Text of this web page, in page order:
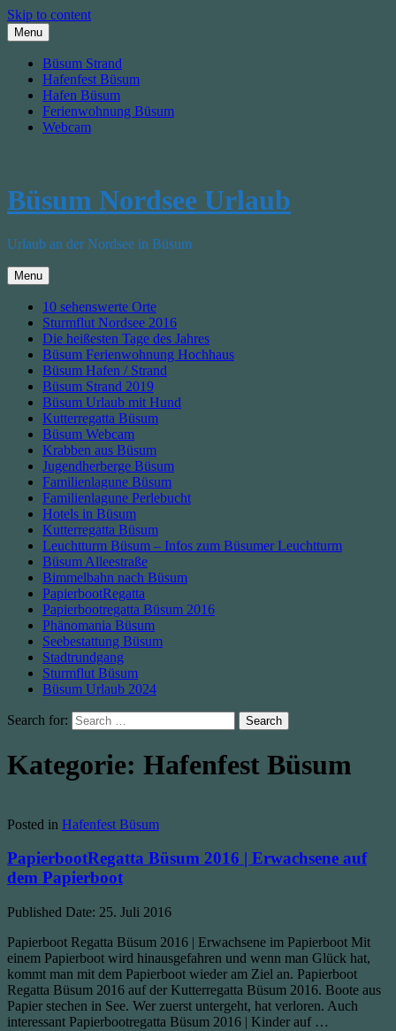
Skip to content
Menu
Büsum Strand
Hafenfest Büsum
Hafen Büsum
Ferienwohnung Büsum
Webcam
Büsum Nordsee Urlaub
Urlaub an der Nordsee in Büsum
Menu
10 sehenswerte Orte
Sturmflut Nordsee 2016
Die heißesten Tage des Jahres
Büsum Ferienwohnung Hochhaus
Büsum Hafen / Strand
Büsum Strand 2019
Büsum Urlaub mit Hund
Kutterregatta Büsum
Büsum Webcam
Krabben aus Büsum
Jugendherberge Büsum
Familienlagune Büsum
Familienlagune Perlebucht
Hotels in Büsum
Kutterregatta Büsum
Leuchtturm Büsum – Infos zum Büsumer Leuchtturm
Büsum Alleestraße
Bimmelbahn nach Büsum
PapierbootRegatta
Papierbootregatta Büsum 2016
Phänomania Büsum
Seebestattung Büsum
Stadtrundgang
Sturmflut Büsum
Büsum Urlaub 2024
Search for:
Kategorie: Hafenfest Büsum
Posted in Hafenfest Büsum
PapierbootRegatta Büsum 2016 | Erwachsene auf
dem Papierboot
Published Date: 25. Juli 2016
Papierboot Regatta Büsum 2016 | Erwachsene im Papierboot Mit
einem Papierboot wird hinausgefahren und wenn man Glück hat,
kommt man mit dem Papierboot wieder am Ziel an. Papierboot
Regatta Büsum 2016 auf der Kutterregatta Büsum 2016. Boote aus
Papier stechen in See. Wer zuerst untergeht, hat verloren. Auch
interessant Papierbootregatta Büsum 2016 | Kinder auf …